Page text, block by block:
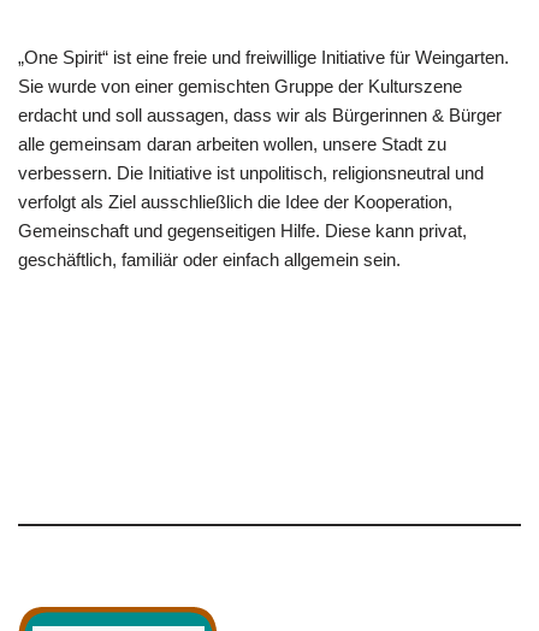
„One Spirit“ ist eine freie und freiwillige Initiative für Weingarten.
Sie wurde von einer gemischten Gruppe der Kulturszene
erdacht und soll aussagen, dass wir als Bürgerinnen & Bürger
alle gemeinsam daran arbeiten wollen, unsere Stadt zu
verbessern. Die Initiative ist unpolitisch, religionsneutral und
verfolgt als Ziel ausschließlich die Idee der Kooperation,
Gemeinschaft und gegenseitigen Hilfe. Diese kann privat,
geschäftlich, familiär oder einfach allgemein sein.